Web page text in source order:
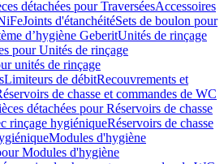
détachées pour TraverséesAccessoires
Joints d'étanchéitéSets de boulon pour
d’hygiène GeberitUnités de rinçage
pour Unités de rinçage
unités de rinçage
Limiteurs de débitRecouvrements et
de chasse et commandes de WC
détachées pour Réservoirs de chasse
rinçage hygiéniqueRéservoirs de chasse
Modules d'hygiène
Modules d'hygiène